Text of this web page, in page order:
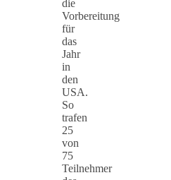
die
Vorbereitung
für
das
Jahr
in
den
USA.
So
trafen
25
von
75
Teilnehmer